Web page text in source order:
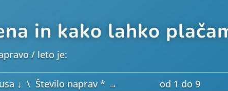
in kako lahko
/ leto je:
↓ \ Število naprav * → od 1 do 9